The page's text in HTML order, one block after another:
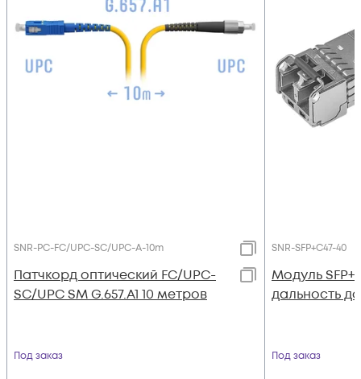
SNR-PC-FC/UPC-SC/UPC-A-10m
Патчкорд оптический FC/UPC-
SC/UPC SM G.657.A1 10 метров
Под заказ
SNR-SFP+C47-40
Модуль SFP+
дальность
Под заказ